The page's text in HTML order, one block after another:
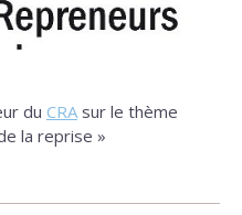
du CRA sur le thème
la reprise »